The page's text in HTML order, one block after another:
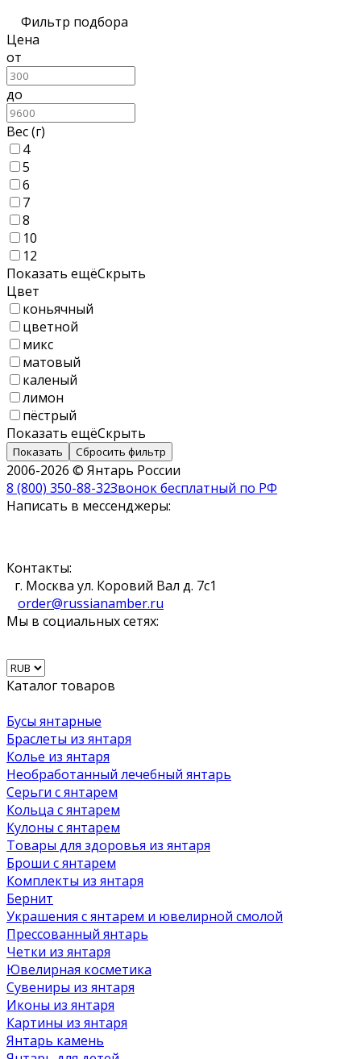
Фильтр подбора
Цена
от
до
Вес (г)
4
5
6
7
8
10
12
Показать ещёСкрыть
Цвет
коньячный
цветной
микс
матовый
каленый
лимон
пёстрый
Показать ещёСкрыть
Показать Сбросить фильтр
2006-2026 © Янтарь России
8 (800) 350-88-32Звонок бесплатный по РФ
Написать в мессенджеры:
Контакты:
г. Москва ул. Коровий Вал д. 7с1
order@russianamber.ru
Мы в социальных сетях:
Каталог товаров
Бусы янтарные
Браслеты из янтаря
Колье из янтаря
Необработанный лечебный янтарь
Серьги с янтарем
Кольца с янтарем
Кулоны с янтарем
Товары для здоровья из янтаря
Броши с янтарем
Комплекты из янтаря
Бернит
Украшения с янтарем и ювелирной смолой
Прессованный янтарь
Четки из янтаря
Ювелирная косметика
Сувениры из янтаря
Иконы из янтаря
Картины из янтаря
Янтарь камень